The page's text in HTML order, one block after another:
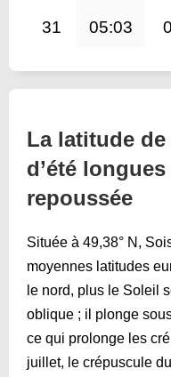
31 05:03
La latitude
d’été
repoussée
Située à 49,38° N,
moyennes latitudes
le nord, plus le Soleil
oblique ; il plonge
ce qui prolonge les
juillet, le crépuscule